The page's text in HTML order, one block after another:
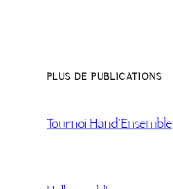
PLUS DE PUBLICATIONS
Tournoi Hand’Ensemble